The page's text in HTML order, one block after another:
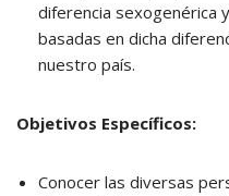
diferencia sexogenérica
basadas en dicha
nuestro país.
Objetivos Específicos:
Conocer las diversas